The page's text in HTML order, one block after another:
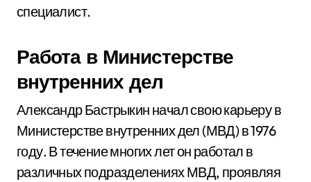
специалист.
Работа в Министерстве
внутренних дел
Александр Бастрыкин начал свою карьеру в
Министерстве внутренних дел (МВД) в 1976
году. В течение многих лет он работал в
различных подразделениях МВД, проявляя